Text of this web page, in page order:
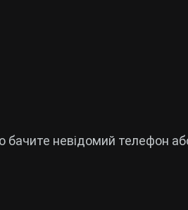
бачите невідомий телефон